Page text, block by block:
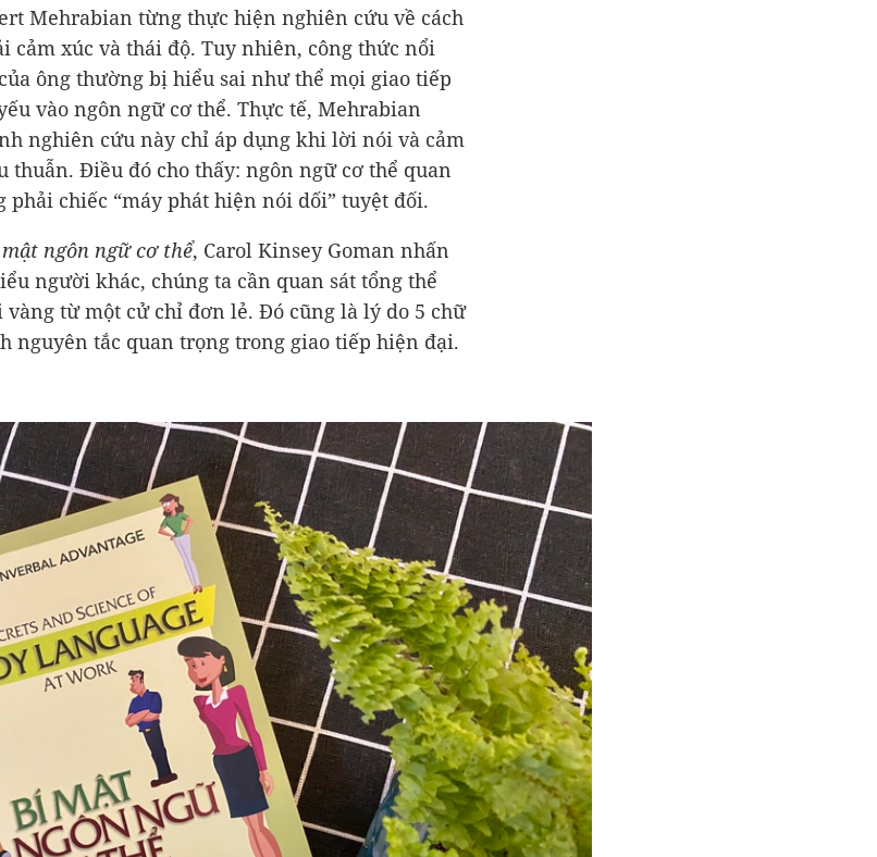
Mehrabian từng thực hiện nghiên cứu về cách
cảm xúc và thái độ. Tuy nhiên, công thức nổi
ông thường bị hiểu sai như thể mọi giao tiếp
vào ngôn ngữ cơ thể. Thực tế, Mehrabian
nghiên cứu này chỉ áp dụng khi lời nói và cảm
thuẫn. Điều đó cho thấy: ngôn ngữ cơ thể quan
chiếc “máy phát hiện nói dối” tuyệt đối.
ngôn ngữ cơ thể, Carol Kinsey Goman nhấn
người khác, chúng ta cần quan sát tổng thể
từ một cử chỉ đơn lẻ. Đó cũng là lý do 5 chữ
nguyên tắc quan trọng trong giao tiếp hiện đại.